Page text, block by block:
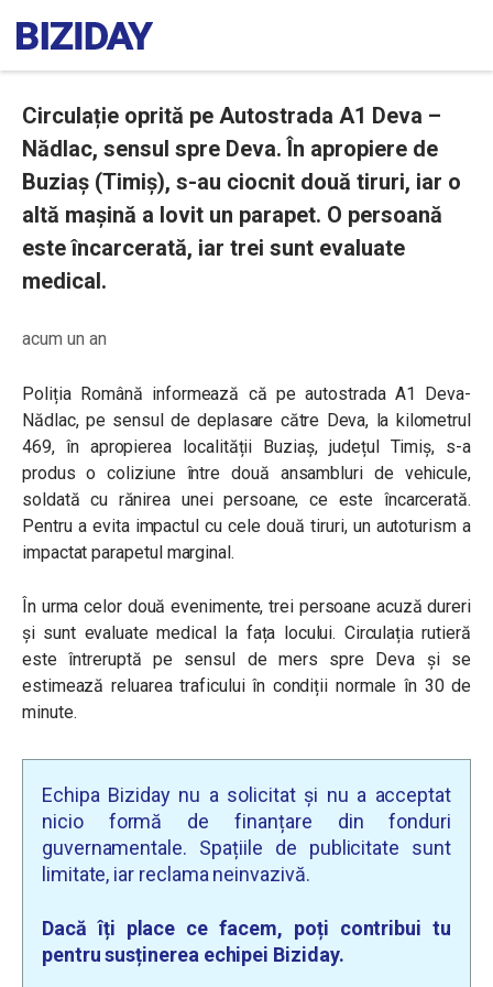
Circulație oprită pe Autostrada A1 Deva –
Nădlac, sensul spre Deva. În apropiere de
Buziaș (Timiș), s-au ciocnit două tiruri, iar o
altă mașină a lovit un parapet. O persoană
este încarcerată, iar trei sunt evaluate
medical.
acum un an
Poliția Română informează că pe autostrada A1 Deva-
Nădlac, pe sensul de deplasare către Deva, la kilometrul
469, în apropierea localității Buziaș, județul Timiș, s-a
produs o coliziune între două ansambluri de vehicule,
soldată cu rănirea unei persoane, ce este încarcerată.
Pentru a evita impactul cu cele două tiruri, un autoturism a
impactat parapetul marginal.
În urma celor două evenimente, trei persoane acuză dureri
și sunt evaluate medical la fața locului. Circulația rutieră
este întreruptă pe sensul de mers spre Deva și se
estimează reluarea traficului în condiții normale în 30 de
minute.
Echipa Biziday nu a solicitat și nu a acceptat
nicio formă de finanțare din fonduri
guvernamentale. Spațiile de publicitate sunt
limitate, iar reclama neinvazivă.
Dacă îți place ce facem, poți contribui tu
pentru susținerea echipei Biziday.